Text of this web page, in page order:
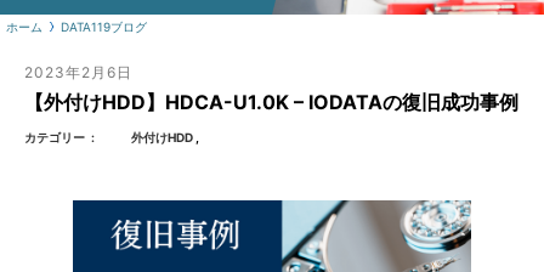
ホーム DATA119ブログ
2023年2月6日
【外付けHDD】HDCA-U1.0K – IODATAの復旧成功事例
カテゴリー 外付けHDD